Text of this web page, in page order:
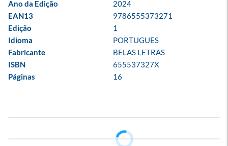
Ano da Edição
2024
EAN13
9786555373271
Edição
1
Idioma
PORTUGUES
Fabricante
BELAS LETRAS
ISBN
655537327X
Páginas
16